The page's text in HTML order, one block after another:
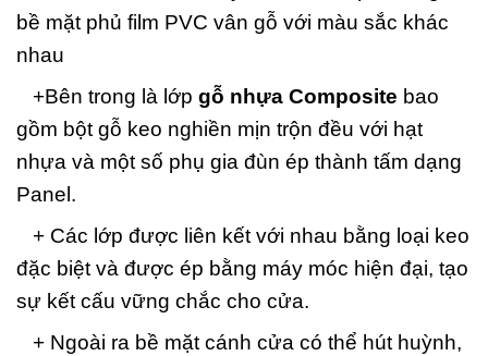
bề mặt phủ film PVC vân gỗ với màu sắc khác
nhau
+Bên trong là lớp gỗ nhựa Composite bao
gồm bột gỗ keo nghiền mịn trộn đều với hạt
nhựa và một số phụ gia đùn ép thành tấm dạng
Panel.
+ Các lớp được liên kết với nhau bằng loại keo
đặc biệt và được ép bằng máy móc hiện đại, tạo
sự kết cấu vững chắc cho cửa.
+ Ngoài ra bề mặt cánh cửa có thể hút huỳnh,